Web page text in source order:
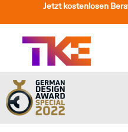
Inhalt
springen
Jetzt kostenlosen
Treppenlift
Preise